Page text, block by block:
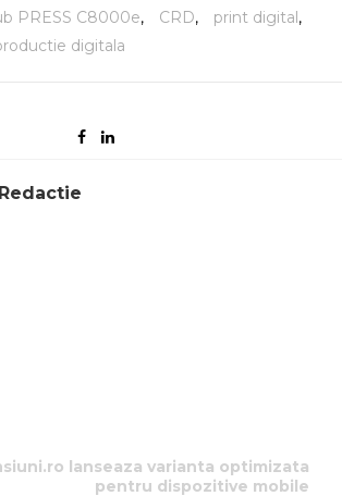
PRESS C8000e, CRD, print digital,
digitala
Redactie
lanseaza varianta optimizata
pentru dispozitive mobile